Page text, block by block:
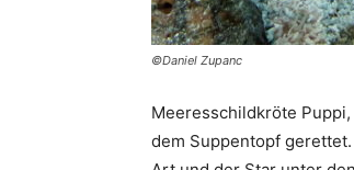
©Daniel Zupanc
Meeresschildkröte
dem Suppentopf